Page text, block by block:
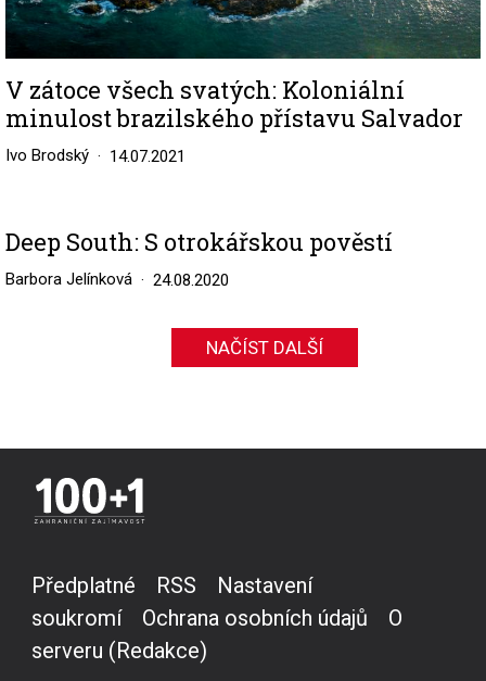
V zátoce všech svatých: Koloniální
minulost brazilského přístavu Salvador
Ivo Brodský 14.07.2021
Deep South: S otrokářskou pověstí
Barbora Jelínková 24.08.2020
NAČÍST DALŠÍ
Předplatné RSS
Nastavení
soukromí
Ochrana osobních údajů
O
serveru (Redakce)